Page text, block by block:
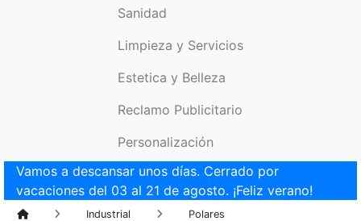
Sanidad
Limpieza y Servicios
Estetica y Belleza
Reclamo Publicitario
Personalización
Vamos a descansar unos días. Cerrado por
vacaciones del 03 al 21 de agosto. ¡Feliz verano!
Industrial Polares